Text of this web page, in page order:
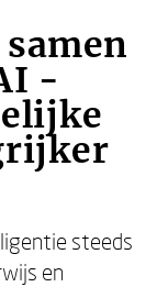
-
steeds
en